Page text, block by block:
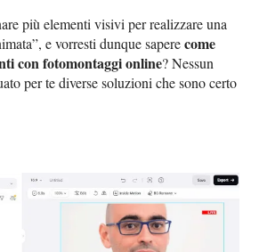
più elementi visivi per realizzare una
e vorresti dunque saperecome
con fotomontaggi online? Nessun
per te diverse soluzioni che sono certo